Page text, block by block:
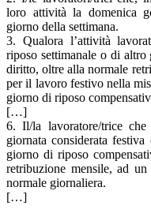
loro attività la domenica
giorno della settimana.
3. Qualora l’attività
riposo settimanale o di
diritto, oltre alla normale
per il lavoro festivo nella
giorno di riposo
[…]
6. Il/la lavoratore/trice
giornata considerata
giorno di riposo
retribuzione mensile, ad
normale giornaliera.
[…]